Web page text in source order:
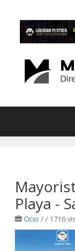
contenido
Playa -
Ocio / / 1716